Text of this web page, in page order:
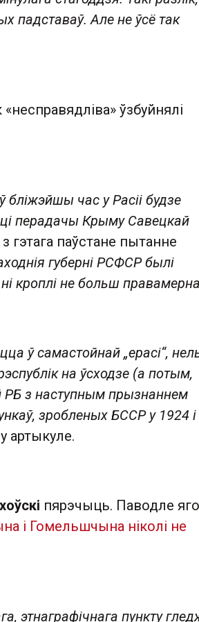
падставаў. Але не ўсё так
ўзбуйнялі
ў бліжэйшы час у Расіі будзе
перадачы Крыму Савецкай
гэтага паўстане пытанне
губерні РСФСР былі
кроплі не больш
ў самастойнай „ерасі“,
на ўсходзе (а потым,
РБ з наступным прызнаннем
зробленых БССР у 1924 і
артыкуле.
пярэчыць. Паводле яго
і Гомельшчына ніколі не
этнаграфічнага пункту